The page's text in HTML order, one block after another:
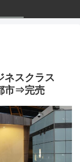
ネスクラス
市⇒完売